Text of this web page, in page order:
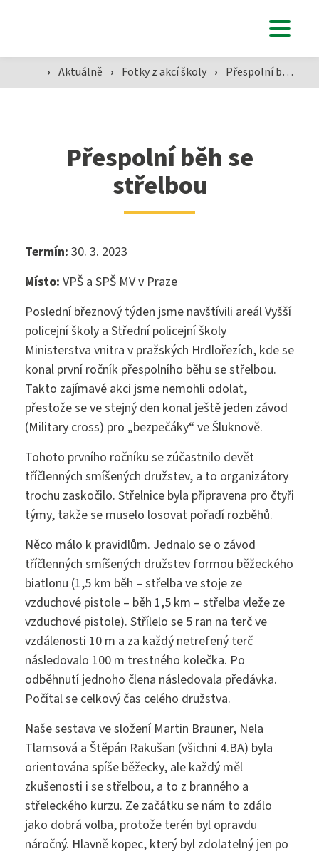
SZŠ
Maturitní zkouška ›
Praktická sestra
Zdravotnické lyceum
Nutriční asistent
Kosmetické služby
Masér ve zdravotnictví
Bezpečnostně právní činnost
VOŠZ
Přijímací zkoušky ›
Absolutoria ›
Praxe ›
Nostrifikační zkoušky ›
Školné ›
Diplomovaný nutriční terapeut
Diplomovaná všeobecná sestra
Diplomovaná dětská sestra
Kontakty
Instagram
Bakaláři
Jídelníček
244 105 001
› Aktuálně › Fotky z akcí školy › Přespolní běh se střelbou
Přespolní běh se
střelbou
Termín: 30. 3. 2023
Místo: VPŠ a SPŠ MV v Praze
Poslední březnový týden jsme navštívili areál Vyšší
policejní školy a Střední policejní školy
Ministerstva vnitra v pražských Hrdlořezích, kde se
konal první ročník přespolního běhu se střelbou.
Takto zajímavé akci jsme nemohli odolat,
přestože se ve stejný den konal ještě jeden závod
(Military cross) pro „bezpečáky“ ve Šluknově.
Tohoto prvního ročníku se zúčastnilo devět
tříčlenných smíšených družstev, a to organizátory
trochu zaskočilo. Střelnice byla připravena pro čtyři
týmy, takže se muselo losovat pořadí rozběhů.
Něco málo k pravidlům. Jednalo se o závod
tříčlenných smíšených družstev formou běžeckého
biatlonu (1,5 km běh – střelba ve stoje ze
vzduchové pistole – běh 1,5 km – střelba vleže ze
vzduchové pistole). Střílelo se 5 ran na terč ve
vzdálenosti 10 m a za každý netrefený terč
následovalo 100 m trestného kolečka. Po
odběhnutí jednoho člena následovala předávka.
Počítal se celkový čas celého družstva.
Naše sestava ve složení Martin Brauner, Nela
Tlamsová a Štěpán Rakušan (všichni 4.BA) byla
orientována spíše běžecky, ale každý měl
zkušenosti i se střelbou, a to z branného a
střeleckého kurzu. Ze začátku se nám to zdálo
jako dobrá volba, protože terén byl opravdu
náročný. Hlavně kopec, který byl zdolatelný jen po